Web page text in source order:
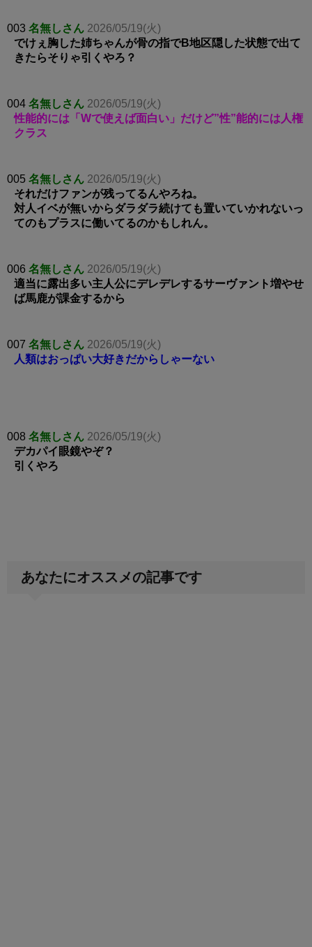
003 名無しさん 2026/05/19(火)
でけぇ胸した姉ちゃんが骨の指でB地区隠した状態で出て
きたらそりゃ引くやろ？
004 名無しさん 2026/05/19(火)
性能的には「Wで使えば面白い」だけど”性”能的には人権
クラス
005 名無しさん 2026/05/19(火)
それだけファンが残ってるんやろね。
対人イベが無いからダラダラ続けても置いていかれないっ
てのもプラスに働いてるのかもしれん。
006 名無しさん 2026/05/19(火)
適当に露出多い主人公にデレデレするサーヴァント増やせ
ば馬鹿が課金するから
007 名無しさん 2026/05/19(火)
人類はおっぱい大好きだからしゃーない
008 名無しさん 2026/05/19(火)
デカパイ眼鏡やぞ？
引くやろ
あなたにオススメの記事です